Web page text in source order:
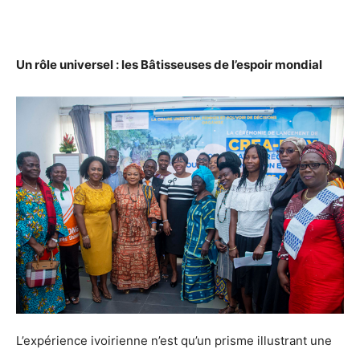
Un rôle universel : les Bâtisseuses de l’espoir mondial
L’expérience ivoirienne n’est qu’un prisme illustrant une